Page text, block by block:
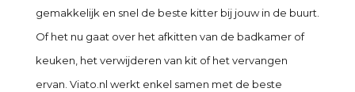
gemakkelijk en snel de beste kitter bij jouw in de buurt.
Of het nu gaat over het afkitten van de badkamer of
keuken, het verwijderen van kit of het vervangen
ervan. Viato.nl werkt enkel samen met de beste